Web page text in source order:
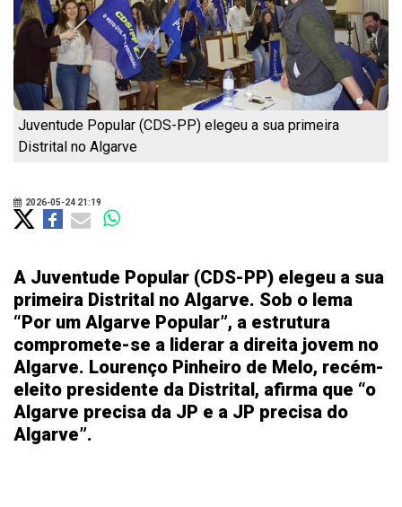
Juventude Popular (CDS-PP) elegeu a sua primeira
Distrital no Algarve
2026-05-24 21:19
A Juventude Popular (CDS-PP) elegeu a sua
primeira Distrital no Algarve. Sob o lema
“Por um Algarve Popular”, a estrutura
compromete-se a liderar a direita jovem no
Algarve. Lourenço Pinheiro de Melo, recém-
eleito presidente da Distrital, afirma que “o
Algarve precisa da JP e a JP precisa do
Algarve”.